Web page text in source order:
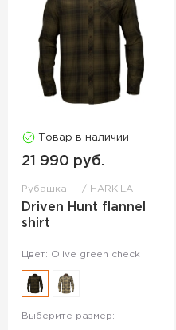
Товар в наличии
21 990 руб.
Рубашка HARKILA
Driven Hunt flannel
shirt
Цвет: Olive green check
Выберите размер: